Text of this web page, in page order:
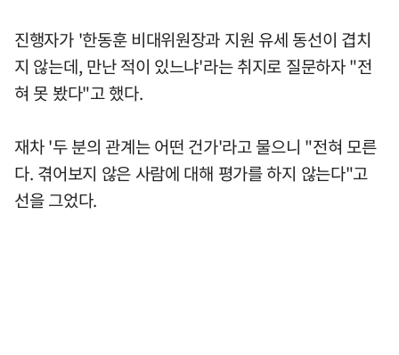
진행자가 '한동훈 비대위원장과 지원 유세 동선이 겹치
지 않는데, 만난 적이 있느냐'라는 취지로 질문하자 "전
혀 못 봤다"고 했다.
재차 '두 분의 관계는 어떤 건가'라고 물으니 "전혀 모른
다. 겪어보지 않은 사람에 대해 평가를 하지 않는다"고
선을 그었다.